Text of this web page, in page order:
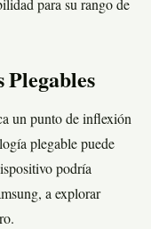
para su rango de
Plegables
un punto de inflexión
plegable puede
podría
a explorar